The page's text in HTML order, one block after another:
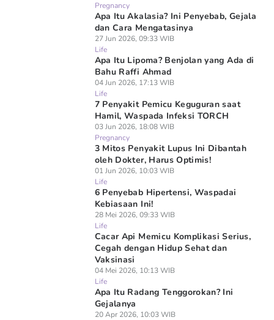
Pregnancy
Apa Itu Akalasia? Ini Penyebab, Gejala
dan Cara Mengatasinya
27 Jun 2026, 09:33 WIB
Life
Apa Itu Lipoma? Benjolan yang Ada di
Bahu Raffi Ahmad
04 Jun 2026, 17:13 WIB
Life
7 Penyakit Pemicu Keguguran saat
Hamil, Waspada Infeksi TORCH
03 Jun 2026, 18:08 WIB
Pregnancy
3 Mitos Penyakit Lupus Ini Dibantah
oleh Dokter, Harus Optimis!
01 Jun 2026, 10:03 WIB
Life
6 Penyebab Hipertensi, Waspadai
Kebiasaan Ini!
28 Mei 2026, 09:33 WIB
Life
Cacar Api Memicu Komplikasi Serius,
Cegah dengan Hidup Sehat dan
Vaksinasi
04 Mei 2026, 10:13 WIB
Life
Apa Itu Radang Tenggorokan? Ini
Gejalanya
20 Apr 2026, 10:03 WIB